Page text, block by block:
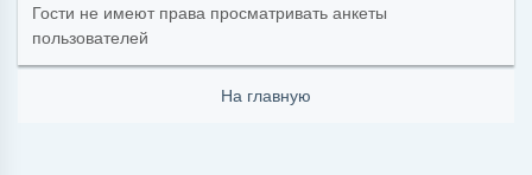
Гости не имеют права просматривать анкеты
пользователей
На главную